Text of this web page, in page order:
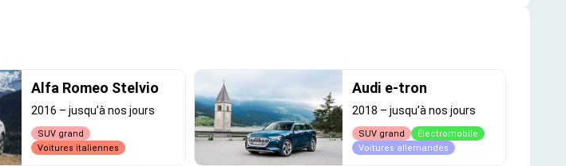
Alfa Romeo Stelvio
2016 –jusqu’à nos jours
SUV grand
Voitures italiennes
Audi e-tron
2018 – jusqu’à nos jours
SUV grand
Électromobile
Voitures allemandes